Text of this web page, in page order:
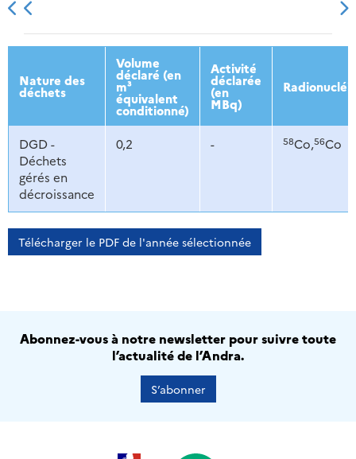
2013 2014 2015 2016
Nature des
déchets
Volume
déclaré (en
m³
équivalent
conditionné)
Activité
déclarée
(en
MBq)
DGD -
Déchets
gérés en
décroissance
0,2 - 58Co,56Co
Télécharger le PDF de l'année sélectionnée
Abonnez-vous à notre newsletter pour suivre toute
l’actualité de l’Andra.
S’abonner